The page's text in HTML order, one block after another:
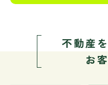
不動産
お